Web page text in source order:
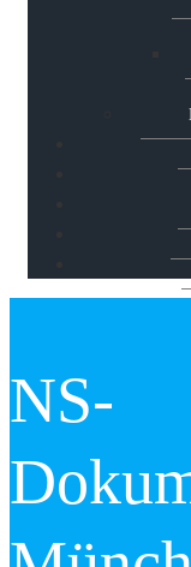
NS-